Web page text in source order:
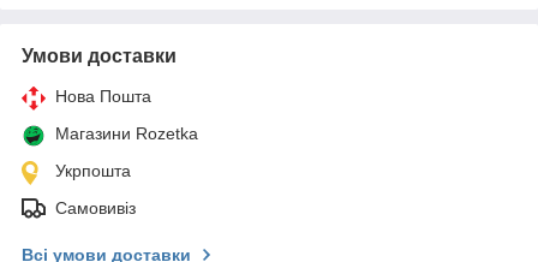
Умови доставки
Нова Пошта
Магазини Rozetka
Укрпошта
Самовивіз
Всі умови доставки